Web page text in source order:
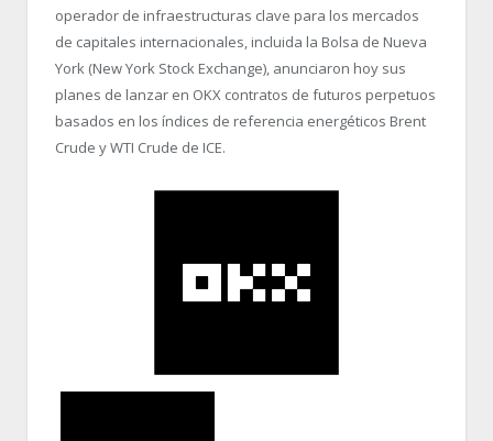
operador de infraestructuras clave para los mercados
de capitales internacionales, incluida la Bolsa de Nueva
York (New York Stock Exchange), anunciaron hoy sus
planes de lanzar en OKX contratos de futuros perpetuos
basados en los índices de referencia energéticos Brent
Crude y WTI Crude de ICE.